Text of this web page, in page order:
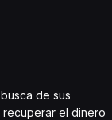
de sus
recuperar el dinero